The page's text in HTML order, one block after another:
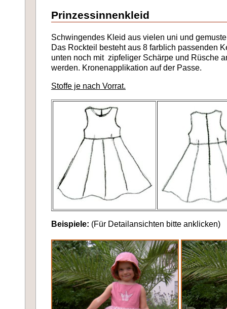
Prinzessinnenkleid
Schwingendes Kleid aus vielen uni und
Das Rockteil besteht aus 8 farblich passenden
unten noch mit zipfeliger Schärpe und Rüsche
werden. Kronenapplikation auf der Passe.
Stoffe je nach Vorrat.
Beispiele: (Für Detailansichten bitte anklicken)